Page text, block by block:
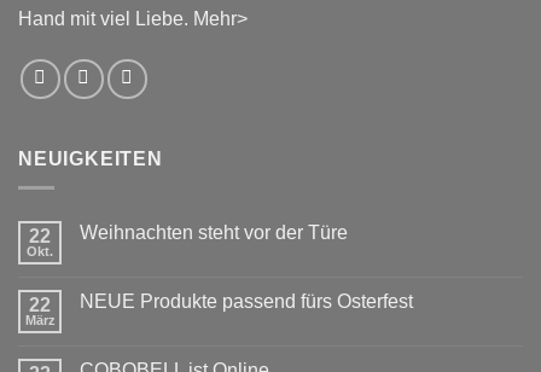
Hand mit viel Liebe. Mehr>
NEUIGKEITEN
22
Okt.
Weihnachten steht vor der Türe
Weihnachten
Türe
22
März
NEUE Produkte passend fürs Osterfest